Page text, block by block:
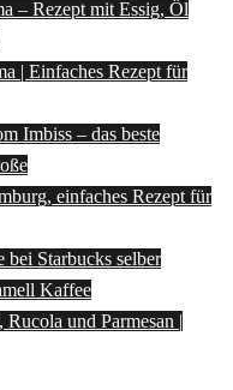
– Rezept mit Essig, Öl
| Einfaches Rezept für
Imbiss – das beste
einfaches Rezept für
Starbucks selber
Kaffee
und Parmesan |